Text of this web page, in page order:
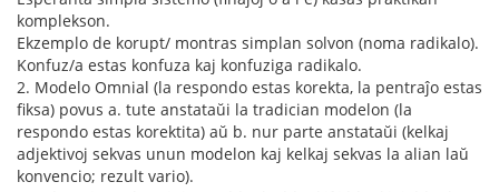
komplekson.
Ekzemplo de korupt/ montras simplan solvon (noma radikalo).
Konfuz/a estas konfuza kaj konfuziga radikalo.
2. Modelo Omnial (la respondo estas korekta, la pentraĵo estas
fiksa) povus a. tute anstataŭi la tradician modelon (la
respondo estas korektita) aŭ b. nur parte anstataŭi (kelkaj
adjektivoj sekvas unun modelon kaj kelkaj sekvas la alian laŭ
konvencio; rezult vario).